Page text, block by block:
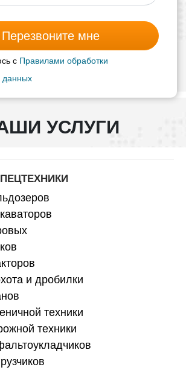
Перезвоните мне
с Правилами обработки
данных
УСЛУГИ
и дробилки
техники
техники